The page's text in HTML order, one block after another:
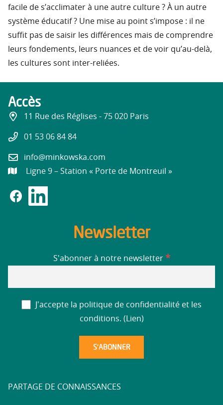
facile de s’acclimater à une autre culture ? À un autre
système éducatif ? Une mise au point s’impose : il ne
suffit pas de saisir les différences mais de comprendre
leurs fondements, leurs nuances et de voir qu’au-delà,
les cultures sont inter-reliées.
Accès
11 Rue des Réglises - 75 020 Paris
01 53 06 84 84
info@minkowska.com
Ligne 9 – Station « Porte de Montreuil »
Newsletter
S'abonner à notre newsletter *
J'accepte la politique de confidentialité et les
conditions. ( Lien)
PARTAGE DE CONNAISSANCES